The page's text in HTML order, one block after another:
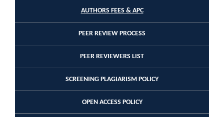
AUTHORS FEES & APC
PEER REVIEW PROCESS
PEER REVIEWERS LIST
SCREENING PLAGIARISM POLICY
OPEN ACCESS POLICY